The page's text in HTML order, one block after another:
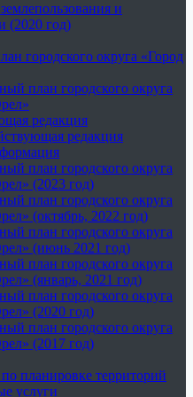
и
(2020 год)
городского округа «Город
план городского округа
редакция
редакция
план городского округа
(2023 год)
план городского округа
(октябрь, 2022 год)
план городского округа
(июнь 2021 год)
план городского округа
(январь, 2021 год)
план городского округа
(2020 год)
план городского округа
(2017 год)
планировке территорий
услуги